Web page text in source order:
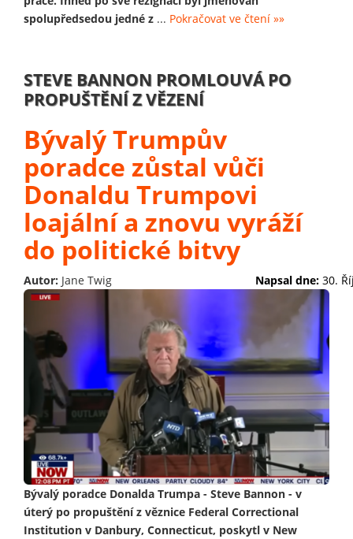
spolupředsedou jedné z ... Pokračovat ve čtení »»
STEVE BANNON PROMLOUVÁ PO
PROPUŠTĚNÍ Z VĚZENÍ
Bývalý Trumpův
poradce zůstal vůči
Donaldu Trumpovi
loajální a znovu vyráží
do politické bitvy
Autor: Jane Twig Napsal dne: 30.
Bývalý poradce Donalda Trumpa - Steve Bannon - v
úterý po propuštění z věznice Federal Correctional
Institution v Danbury, Connecticut, poskytl v New